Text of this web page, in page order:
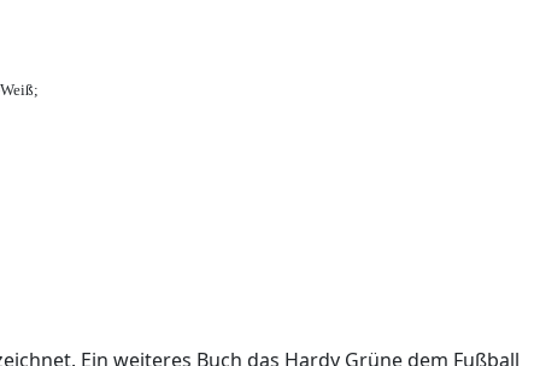
Ein weiteres Buch das Hardy Grüne dem Fußball